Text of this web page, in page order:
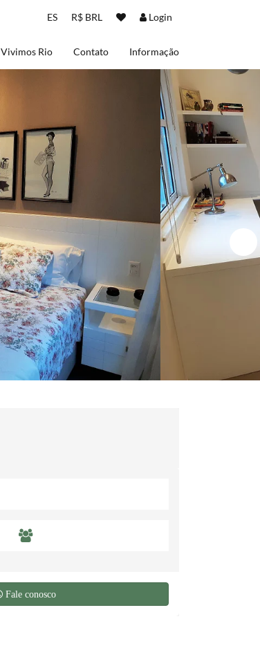
ES R$ BRL Login
Vivimos Rio Contato Informação
Política de Privacidad
Fale conosco